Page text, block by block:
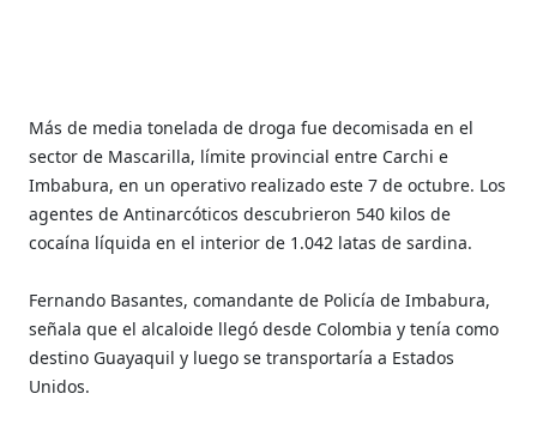
Más de media tonelada de droga fue decomisada en el
sector de Mascarilla, límite provincial entre Carchi e
Imbabura, en un operativo realizado este 7 de octubre. Los
agentes de Antinarcóticos descubrieron 540 kilos de
cocaína líquida en el interior de 1.042 latas de sardina.
Fernando Basantes, comandante de Policía de Imbabura,
señala que el alcaloide llegó desde Colombia y tenía como
destino Guayaquil y luego se transportaría a Estados
Unidos.